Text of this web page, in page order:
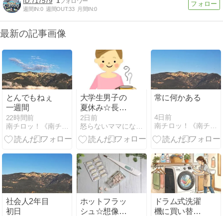
週間IN:0 週間OUT:33 月間IN:0
最新の記事画像
とんでもねぇ
一週間
22時間前
南チロッ！《南チロル地方なのにイタリアという…》
大学生男子の
夏休み☆長男
くん
2日前
怒らないママになれるの？！ - 楽天ブログ
常に何かある
4日前
南チロッ！《南チロル地方なのにイタリアという…》
社会人2年目
初日
ホットフラッ
シュ☆想像以
ドラム式洗濯
機に買い替え